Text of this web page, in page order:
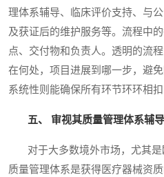
理体系辅导、临床评价支持、与
及获证后的维护服务等。流程中
点、交付物和负责人。透明的流
在何处，项目进展到哪一步，避
系统性则能确保所有环节环环相扣
五、 审视其质量管理体系辅
对于大多数境外市场，尤其是
质量管理体系是获得医疗器械资